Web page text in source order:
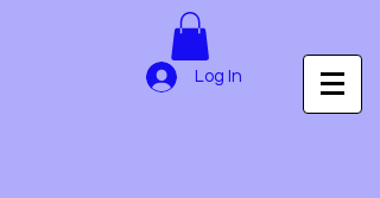
Log In